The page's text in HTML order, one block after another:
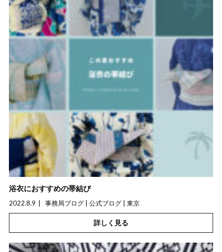
浴衣におすすめの帯結び
2022.8.9
事務局ブログ | 公式ブログ | 東京
詳しく見る